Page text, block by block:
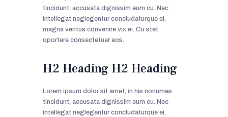
tincidunt, accusata dignissim eum cu. Nec
intellegat neglegentur concludaturque ei,
magna veritus convenire vix ei. Cu stet
oportere consectetuer eos.
H2 Heading H2 Heading
Lorem ipsum dolor sit amet, in his nonumes
tincidunt, accusata dignissim eum cu. Nec
intellegat neglegentur concludaturque ei,